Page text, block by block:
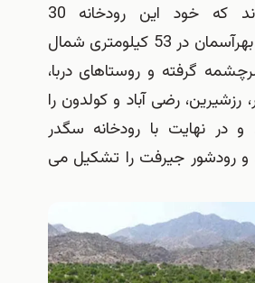
سرریز می شوند که خود این رودخانه 30
کیلومتری از کوه بهرآسمان در 53 کیلومتری شمال
گرفته و روستاهای دربا،
رزشیرین، رضی آباد و کولدون را
در نهایت با رودخانه سگدر
رودشور جیرفت را تشکیل می